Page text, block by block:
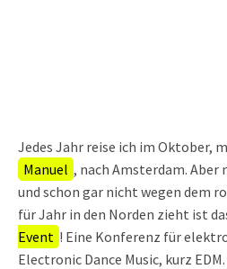
Jedes Jahr reise ich im Oktober,
Manuel , nach Amsterdam. Aber
und schon gar nicht wegen dem
für Jahr in den Norden zieht ist
Event ! Eine Konferenz für
Electronic Dance Music, kurz